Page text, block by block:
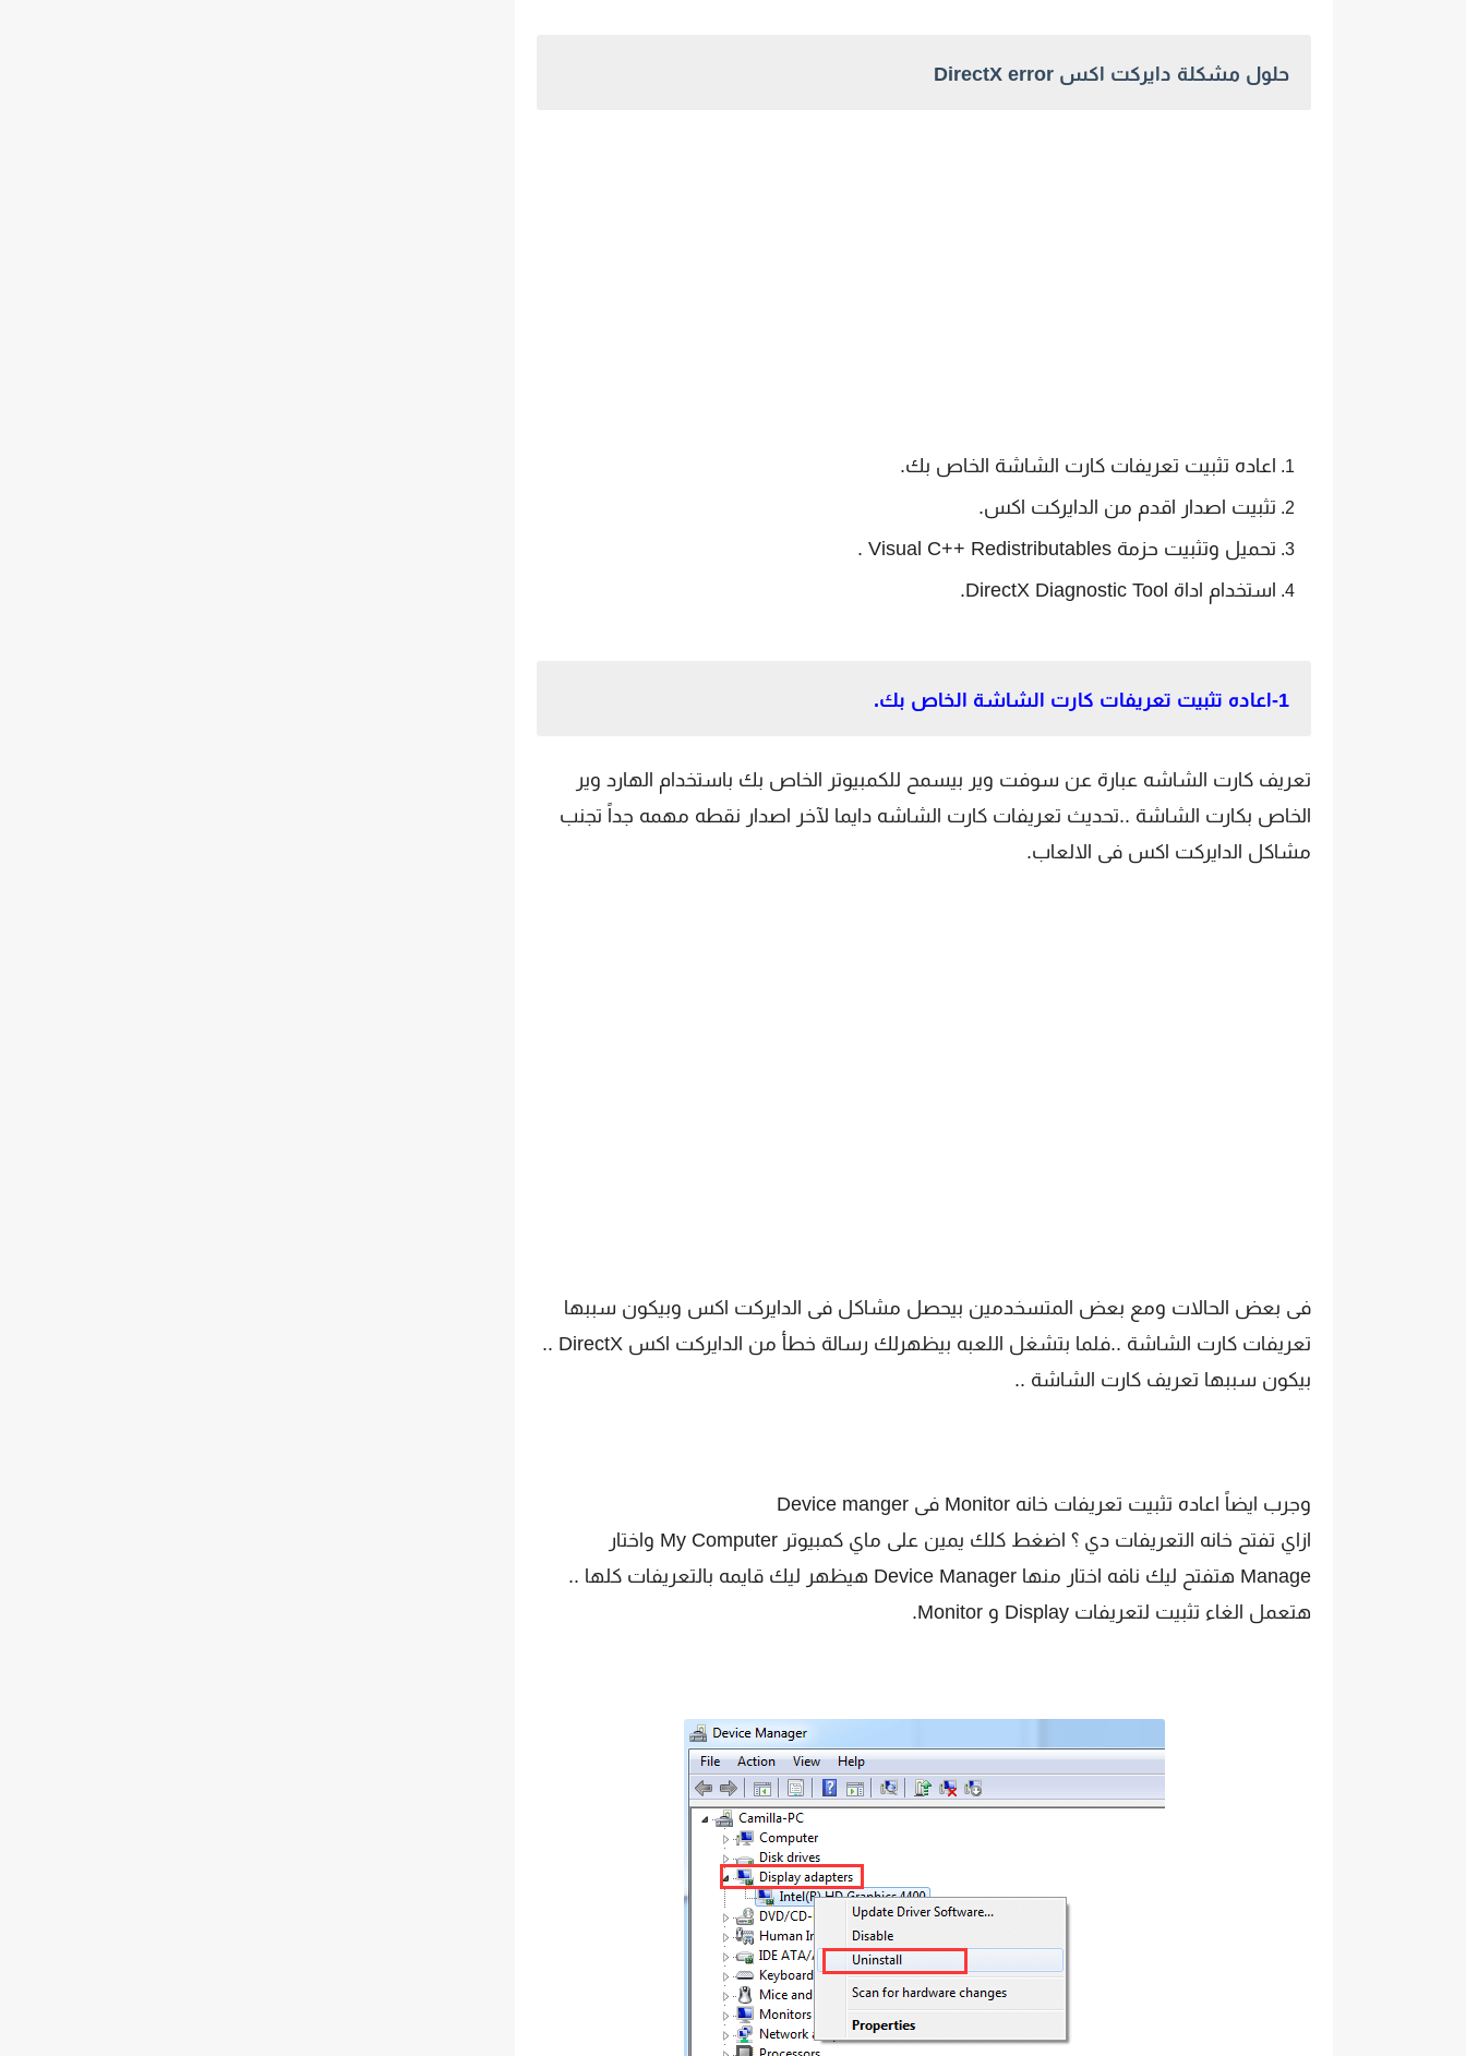
حلول مشكلة دايركت اكس DirectX error
اعاده تثبيت تعريفات كارت الشاشة الخاص بك.
تثبيت اصدار اقدم من الدايركت اكس.
تحميل وتثبيت حزمة Visual C++ Redistributables .
استخدام اداة DirectX Diagnostic Tool.
1-اعاده تثبيت تعريفات كارت الشاشة الخاص بك.
تعريف كارت الشاشه عبارة عن سوفت وير بيسمح للكمبيوتر الخاص بك باستخدام الهارد وير
الخاص بكارت الشاشة ..تحديث تعريفات كارت الشاشه دايما لآخر اصدار نقطه مهمه جداً تجنب
مشاكل الدايركت اكس فى الالعاب.
فى بعض الحالات ومع بعض المتسخدمين بيحصل مشاكل فى الدايركت اكس وبيكون سببها
تعريفات كارت الشاشة ..فلما بتشغل اللعبه بيظهرلك رسالة خطأ من الدايركت اكس DirectX ..
بيكون سببها تعريف كارت الشاشة ..
وجرب ايضاً اعاده تثبيت تعريفات خانه Monitor فى Device manger
ازاي تفتح خانه التعريفات دي ؟
اضغط كلك يمين على ماي كمبيوتر My Computer واختار
Manage هتفتح ليك نافه اختار منها Device Manager هيظهر ليك قايمه بالتعريفات كلها ..
هتعمل الغاء تثبيت لتعريفات Display و Monitor.